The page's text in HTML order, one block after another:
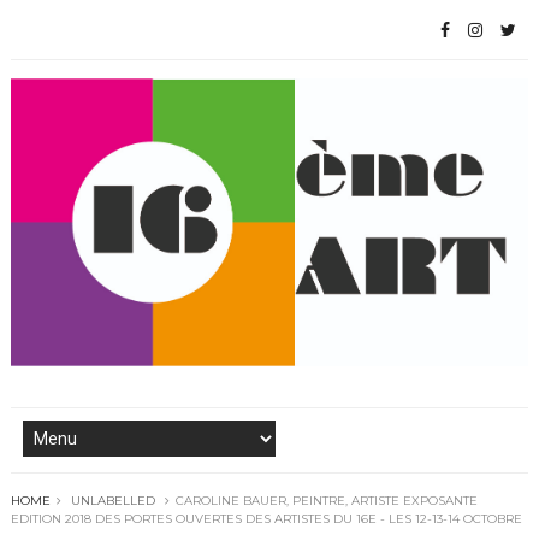
HOME UNLABELLED
CAROLINE BAUER, PEINTRE, ARTISTE EXPOSANTE
EDITION 2018 DES PORTES OUVERTES DES ARTISTES DU 16E - LES 12-13-14 OCTOBRE